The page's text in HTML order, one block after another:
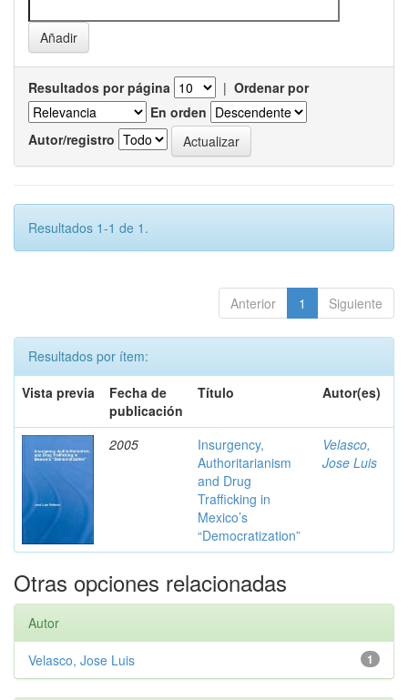
Resultados por página | Ordenar por
En orden
Autor/registro
Resultados 1-1 de 1.
Anterior 1 Siguiente
Resultados por ítem:
Vista previa
Fecha de
publicación
Título Autor(es)
2005
Insurgency,
Authoritarianism
and Drug
Trafficking in
Mexico’s
“Democratization”
Velasco,
Jose Luis
Otras opciones relacionadas
Autor
1
Velasco, Jose Luis